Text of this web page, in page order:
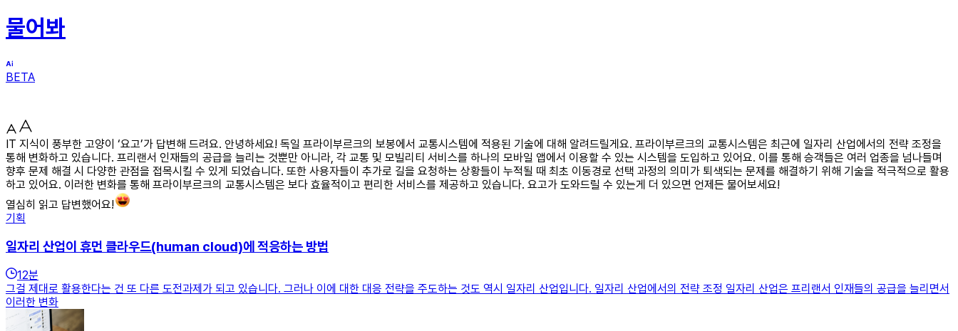
물어봐
BETA
IT 지식이 풍부한 고양이 ‘요고’가 답변해 드려요. 안녕하세요! 독일 프라이부르크의 보봉에서 교통시스템에 적용된 기술에 대해 알려드릴게요. 프라이부르크의 교통시스템은 최근에 일자리 산업에서의 전략 조정을
통해 변화하고 있습니다. 프리랜서 인재들의 공급을 늘리는 것뿐만 아니라, 각 교통 및 모빌리티 서비스를 하나의 모바일 앱에서 이용할 수 있는 시스템을 도입하고 있어요. 이를 통해 승객들은 여러 업종을 넘나들며
향후 문제 해결 시 다양한 관점을 접목시킬 수 있게 되었습니다. 또한 사용자들이 추가로 길을 요청하는 상황들이 누적될 때 최초 이동경로 선택 과정의 의미가 퇴색되는 문제를 해결하기 위해 기술을 적극적으로 활용
하고 있어요. 이러한 변화를 통해 프라이부르크의 교통시스템은 보다 효율적이고 편리한 서비스를 제공하고 있습니다. 요고가 도와드릴 수 있는게 더 있으면 언제든 물어보세요!
열심히 읽고 답변했어요!
기획
일자리 산업이 휴먼 클라우드(human cloud)에 적응하는 방법
12분
그걸 제대로 활용한다는 건 또 다른 도전과제가 되고 있습니다. 그러나 이에 대한 대응 전략을 주도하는 것도 역시 일자리 산업입니다. 일자리 산업에서의 전략 조정 일자리 산업은 프리랜서 인재들의 공급을 늘리면서
이러한 변화